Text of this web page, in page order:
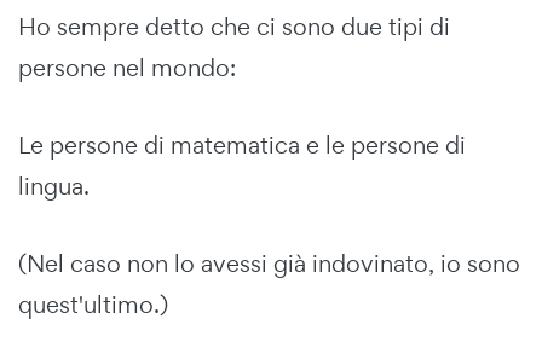
Ho sempre detto che ci sono due tipi di
persone nel mondo:
Le persone di matematica e le persone di
lingua.
(Nel caso non lo avessi già indovinato, io sono
quest'ultimo.)